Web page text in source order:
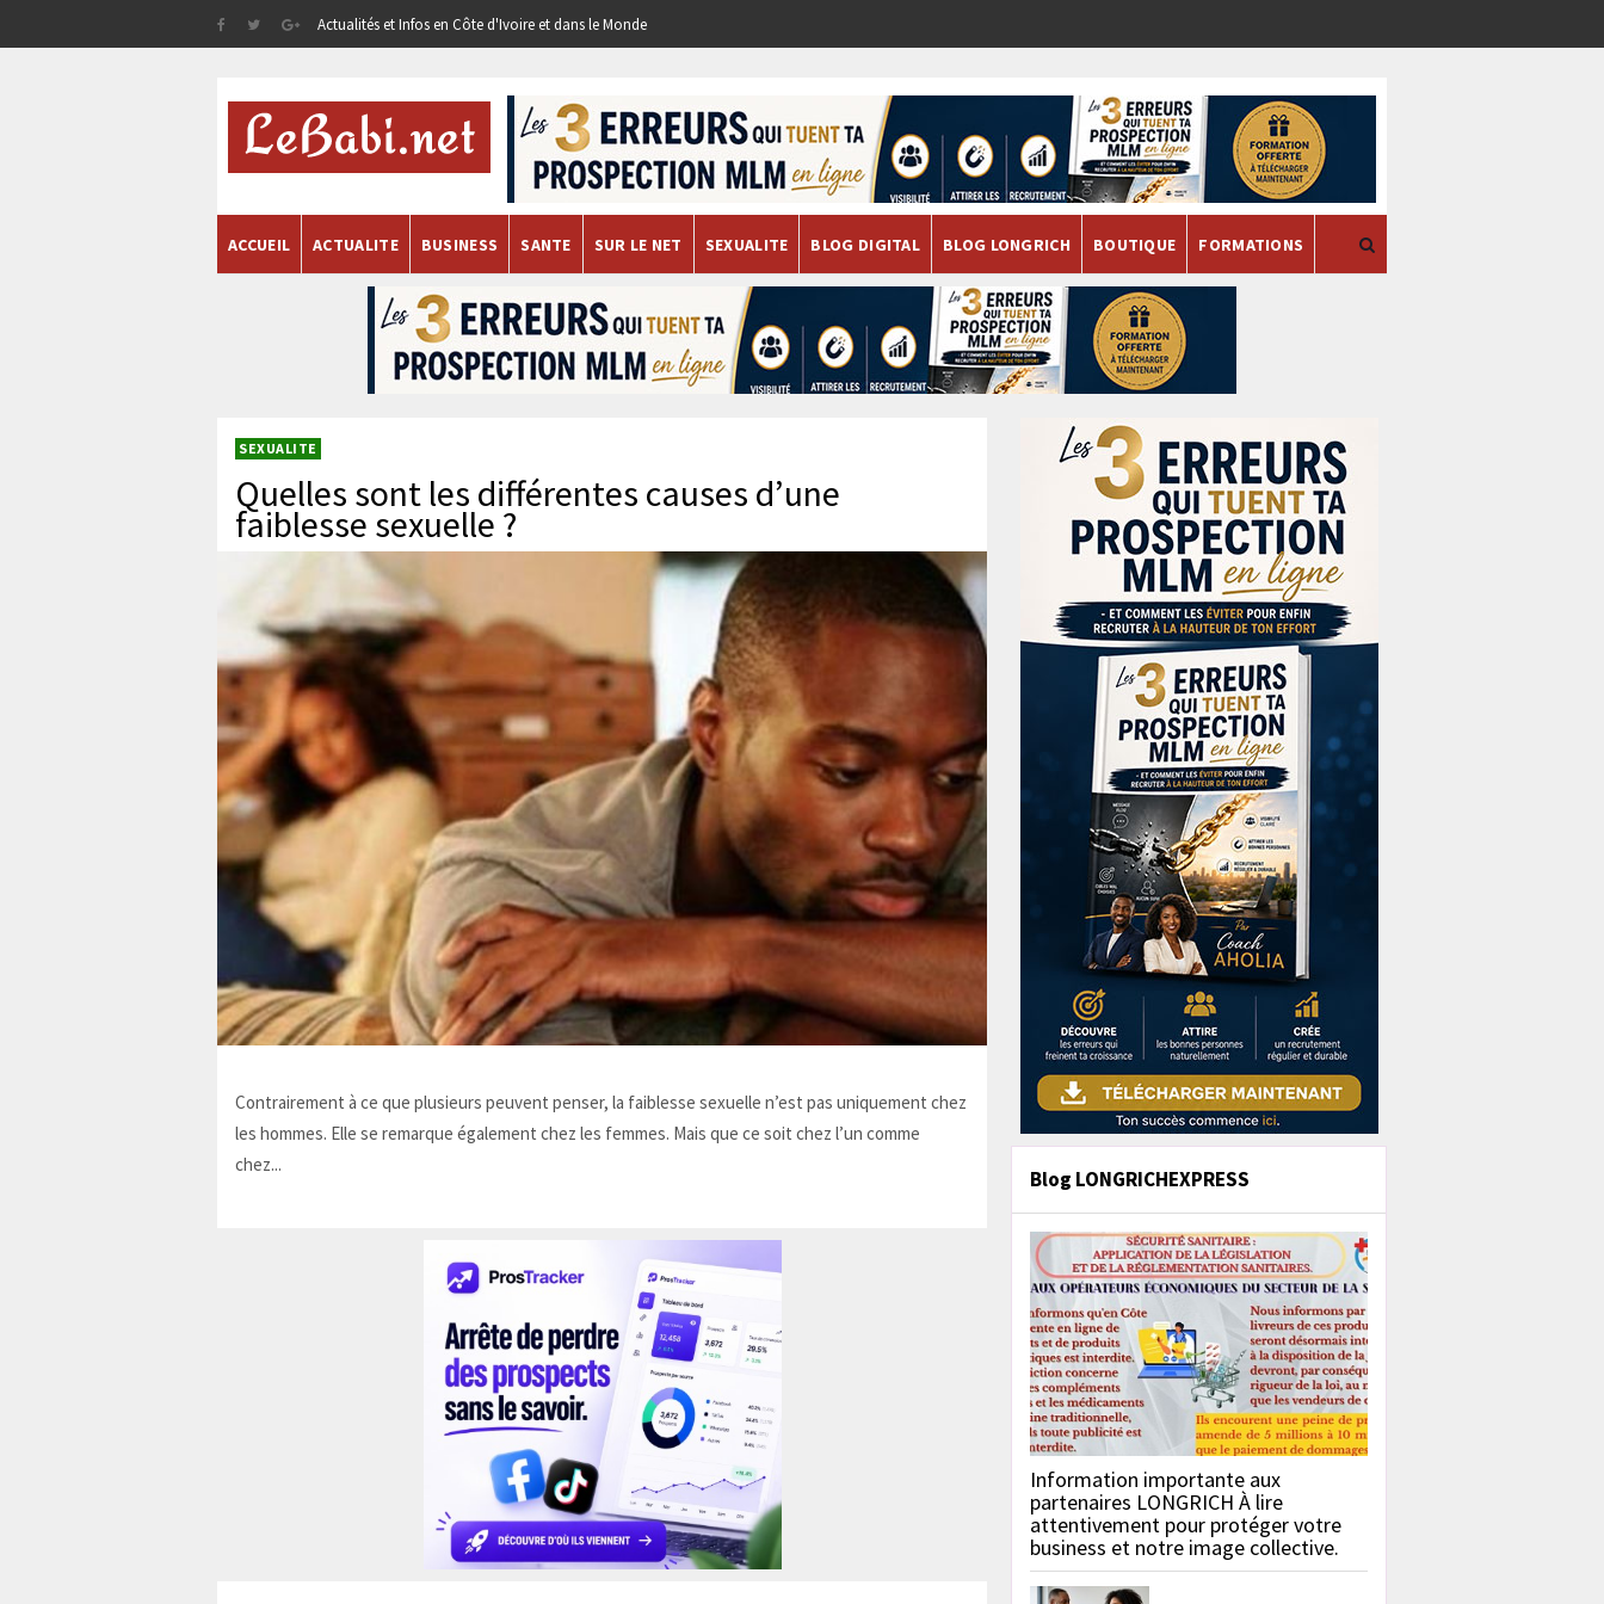
Actualités et Infos en Côte d'Ivoire et dans le Monde
ACCUEIL ACTUALITE BUSINESS SANTE SUR LE NET SEXUALITE BLOG DIGITAL BLOG LONGRICH BOUTIQUE FORMATIONS
SEXUALITE
Quelles sont les différentes causes d’une
faiblesse sexuelle ?
Contrairement à ce que plusieurs peuvent penser, la faiblesse sexuelle n’est pas uniquement chez
les hommes. Elle se remarque également chez les femmes. Mais que ce soit chez l’un comme
chez...
Blog LONGRICHEXPRESS
Information importante aux
partenaires LONGRICH À lire
attentivement pour protéger votre
business et notre image collective.